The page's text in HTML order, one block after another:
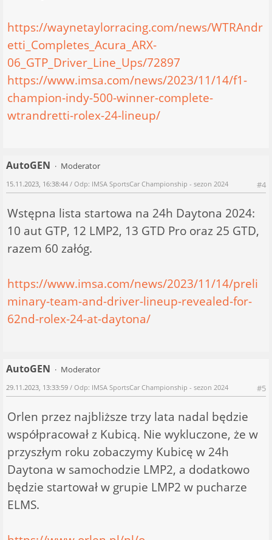
https://waynetaylorracing.com/news/WTRAndr
etti_Completes_Acura_ARX-
06_GTP_Driver_Line_Ups/72897
https://www.imsa.com/news/2023/11/14/f1-
champion-indy-500-winner-complete-
wtrandretti-rolex-24-lineup/
AutoGEN
Moderator
#4
15.11.2023, 16:38:44 / Odp: IMSA SportsCar Championship - sezon 2024
Wstępna lista startowa na 24h Daytona 2024:
10 aut GTP, 12 LMP2, 13 GTD Pro oraz 25 GTD,
razem 60 załóg.
https://www.imsa.com/news/2023/11/14/preli
minary-team-and-driver-lineup-revealed-for-
62nd-rolex-24-at-daytona/
AutoGEN
Moderator
#5
29.11.2023, 13:33:59 / Odp: IMSA SportsCar Championship - sezon 2024
Orlen przez najbliższe trzy lata nadal będzie
współpracował z Kubicą. Nie wykluczone, że w
przyszłym roku zobaczymy Kubicę w 24h
Daytona w samochodzie LMP2, a dodatkowo
będzie startował w grupie LMP2 w pucharze
ELMS.